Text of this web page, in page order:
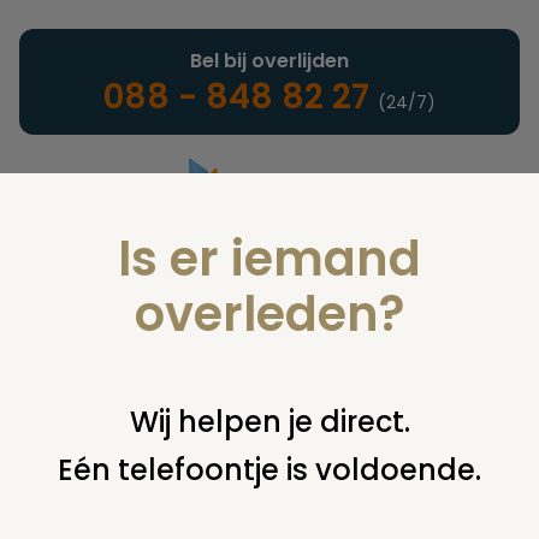
Landelijke uitvaartonderneming
Bel bij overlijden
088 - 848 82 27 (24/7)
U bent hier: home verzekeringen naturaverzekeringen
opbaar & eindverzorging kosten
Is er iemand
overleden?
Wij helpen je direct.
Eén telefoontje is voldoende.